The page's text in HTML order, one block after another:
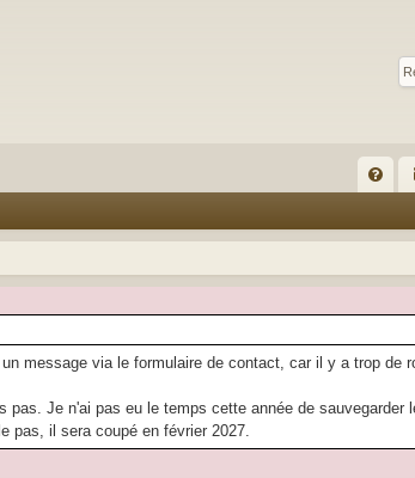
Q
message via le formulaire de contact, car il y a trop de
pas. Je n'ai pas eu le temps cette année de sauvegarder
pas, il sera coupé en février 2027.